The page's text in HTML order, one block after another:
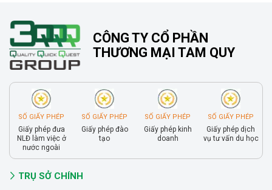
CÔNG TY CỔ PHẦN
THƯƠNG MẠI TAM QUY
SỐ GIẤY PHÉP
Giấy phép đưa
NLĐ làm việc ở
nước ngoài
SỐ GIẤY PHÉP
Giấy phép đào
tạo
SỐ GIẤY PHÉP
Giấy phép kinh
doanh
SỐ GIẤY PHÉP
Giấy phép dịch
vụ tư vấn du học
TRỤ SỞ CHÍNH